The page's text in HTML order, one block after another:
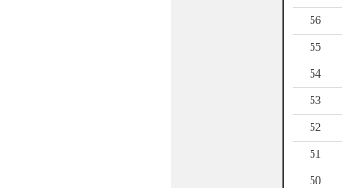
56
55
54
53
52
51
50